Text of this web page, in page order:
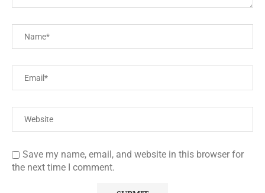
Save my name, email, and website in this browser for
the next time I comment.